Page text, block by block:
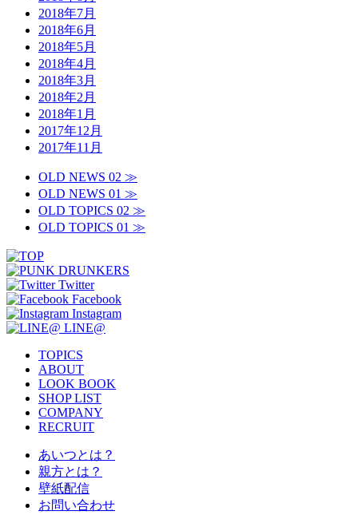
2018年7月
2018年6月
2018年5月
2018年4月
2018年3月
2018年2月
2018年1月
2017年12月
2017年11月
OLD NEWS 02 ≫
OLD NEWS 01 ≫
OLD TOPICS 02 ≫
OLD TOPICS 01 ≫
Twitter
Facebook
Instagram
LINE@
TOPICS
ABOUT
LOOK BOOK
SHOP LIST
COMPANY
RECRUIT
あいつとは？
親方とは？
壁紙配信
お問い合わせ